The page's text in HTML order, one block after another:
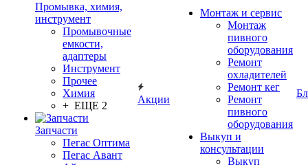
Промывка, химия,
инструмент
Промывочные
емкости,
адаптеры
Инструмент
Прочее
Химия
+ ЕЩЕ 2
Запчасти
Пегас Оптима
Пегас Авант
Акции
Монтаж и сервис
Монтаж
пивного
оборудования
Ремонт
охладителей
Ремонт кег
Ремонт
пивного
оборудования
Выкуп и
консультации
Выкуп